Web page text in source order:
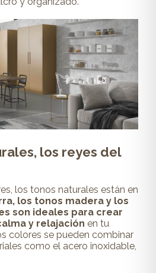
los reyes del
los tonos naturales están en
los tonos madera y los
son ideales para crear
y relajación en tu
colores se pueden combinar
como el acero inoxidable,